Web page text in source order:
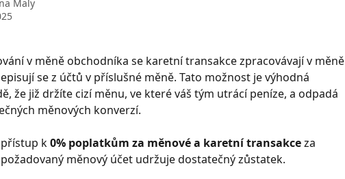
Maly
v měně obchodníka se karetní transakce zpracovávají v měně
se z účtů v příslušné měně. Tato možnost je výhodná
že již držíte cizí měnu, ve které váš tým utrácí peníze, a odpadá
měnových konverzí.
k 0% poplatkům za měnové a karetní transakce za
měnový účet udržuje dostatečný zůstatek.